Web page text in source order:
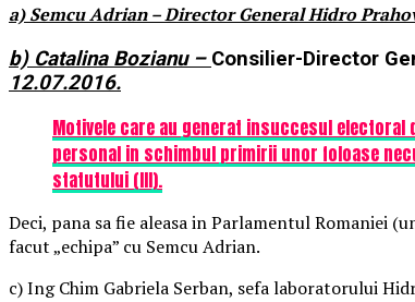
a) Semcu Adrian – Director General Hidro
b) Catalina Bozianu – Consilier-Director
12.07.2016.
Motivele care au generat insuccesul
personal in schimbul primirii unor foloase
statutului (III).
Deci, pana sa fie aleasa in Parlamentul Romaniei
facut „echipa” cu Semcu Adrian.
c) Ing Chim Gabriela Serban, sefa laboratorului